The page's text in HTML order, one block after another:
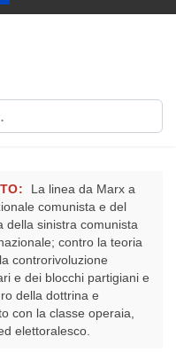
La linea da Marx a
comunista e del
della sinistra comunista
contro la teoria
controrivoluzione
e dei blocchi partigiani e
della dottrina e
con la classe operaia,
elettoralesco.